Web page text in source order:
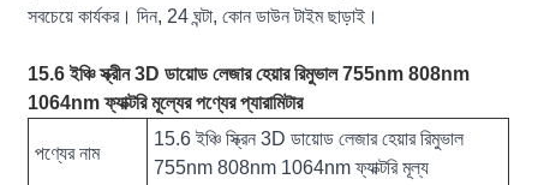
সবচেয়ে কার্যকর। দিন, 24 ঘন্টা, কোন ডাউন টাইম ছাড়াই।
15.6 ইঞ্চি স্ক্রীন 3D ডায়োড লেজার হেয়ার রিমুভাল 755nm 808nm
1064nm ফ্যাক্টরি মূল্যের পণ্যের প্যারামিটার
পণ্যের নাম
15.6 ইঞ্চি স্ক্রিন 3D ডায়োড লেজার হেয়ার রিমুভাল
755nm 808nm 1064nm ফ্যাক্টরি মূল্য